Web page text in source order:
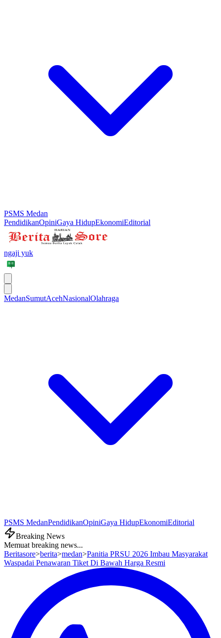
PSMS Medan
PendidikanOpiniGaya HidupEkonomiEditorial
ngaji yuk
MedanSumutAcehNasionalOlahraga
PSMS MedanPendidikanOpiniGaya HidupEkonomiEditorial
Breaking News
Memuat breaking news...
Beritasore>berita>medan>Panitia PRSU 2026 Imbau Masyarakat
Waspadai Penawaran Tiket Di Bawah Harga Resmi